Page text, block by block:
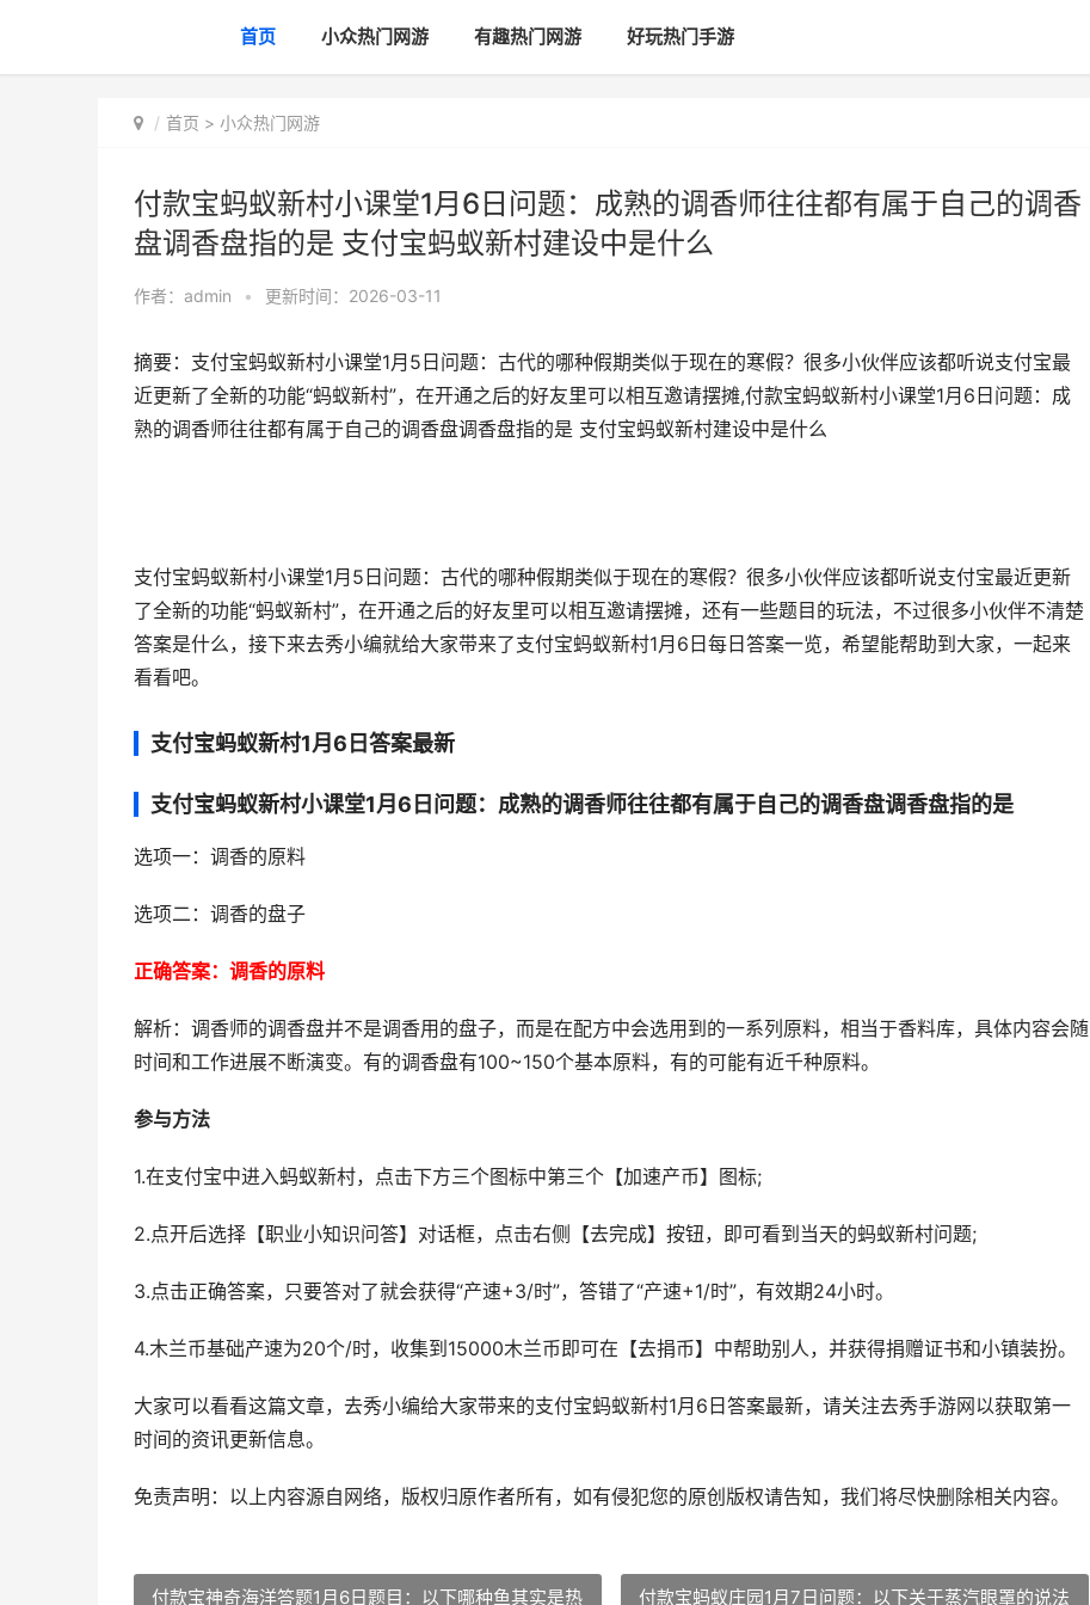
首页 小众热门网游 有趣热门网游 好玩热门手游
首页 > 小众热门网游
付款宝蚂蚁新村小课堂1月6日问题：成熟的调香师往往都有属于自己的调香
盘调香盘指的是 支付宝蚂蚁新村建设中是什么
作者： admin • 更新时间：2026-03-11
摘要：支付宝蚂蚁新村小课堂1月5日问题：古代的哪种假期类似于现在的寒假？很多小伙伴应该都听说支付宝最
近更新了全新的功能“蚂蚁新村”，在开通之后的好友里可以相互邀请摆摊,付款宝蚂蚁新村小课堂1月6日问题：成
熟的调香师往往都有属于自己的调香盘调香盘指的是 支付宝蚂蚁新村建设中是什么
支付宝蚂蚁新村小课堂1月5日问题：古代的哪种假期类似于现在的寒假？很多小伙伴应该都听说支付宝最近更新
了全新的功能“蚂蚁新村”，在开通之后的好友里可以相互邀请摆摊，还有一些题目的玩法，不过很多小伙伴不清楚
答案是什么，接下来去秀小编就给大家带来了支付宝蚂蚁新村1月6日每日答案一览，希望能帮助到大家，一起来
看看吧。
支付宝蚂蚁新村1月6日答案最新
支付宝蚂蚁新村小课堂1月6日问题：成熟的调香师往往都有属于自己的调香盘调香盘指的是
选项一：调香的原料
选项二：调香的盘子
正确答案：调香的原料
解析：调香师的调香盘并不是调香用的盘子，而是在配方中会选用到的一系列原料，相当于香料库，具体内容会随
时间和工作进展不断演变。有的调香盘有100~150个基本原料，有的可能有近千种原料。
参与方法
1.在支付宝中进入蚂蚁新村，点击下方三个图标中第三个【加速产币】图标;
2.点开后选择【职业小知识问答】对话框，点击右侧【去完成】按钮，即可看到当天的蚂蚁新村问题;
3.点击正确答案，只要答对了就会获得“产速+3/时”，答错了“产速+1/时”，有效期24小时。
4.木兰币基础产速为20个/时，收集到15000木兰币即可在【去捐币】中帮助别人，并获得捐赠证书和小镇装扮。
大家可以看看这篇文章，去秀小编给大家带来的支付宝蚂蚁新村1月6日答案最新，请关注去秀手游网以获取第一
时间的资讯更新信息。
免责声明：以上内容源自网络，版权归原作者所有，如有侵犯您的原创版权请告知，我们将尽快删除相关内容。
付款宝神奇海洋答题1月6日题目：以下哪种鱼其实是热 付款宝蚂蚁庄园1月7日问题：以下关于蒸汽眼罩的说法